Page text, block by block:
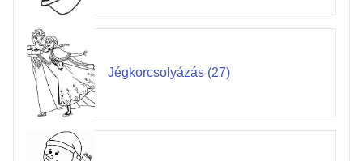
Jégkorcsolyázás (27)